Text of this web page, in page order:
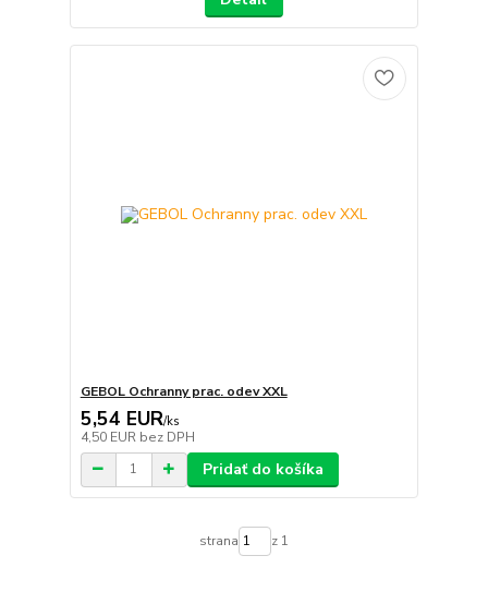
GEBOL Ochranny prac. odev XXL
5,54 EUR/ks
4,50 EUR bez DPH
Pridať do košíka
strana z 1